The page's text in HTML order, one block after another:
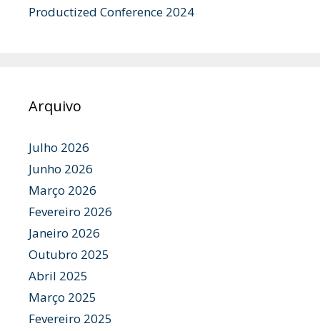
Productized Conference 2024
Arquivo
Julho 2026
Junho 2026
Março 2026
Fevereiro 2026
Janeiro 2026
Outubro 2025
Abril 2025
Março 2025
Fevereiro 2025